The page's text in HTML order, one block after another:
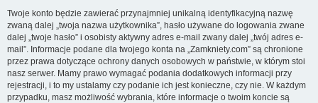
Twoje konto będzie zawierać przynajmniej unikalną identyfikacyjną nazwę
zwaną dalej „twoja nazwa użytkownika”, hasło używane do logowania zwane
dalej „twoje hasło” i osobisty aktywny adres e-mail zwany dalej „twój adres e-
mail”. Informacje podane dla twojego konta na „Zamkniety.com” są chronione
przez prawa dotyczące ochrony danych osobowych w państwie, w którym stoi
nasz serwer. Mamy prawo wymagać podania dodatkowych informacji przy
rejestracji, i to my ustalamy czy podanie ich jest konieczne, czy nie. W każdym
przypadku, masz możliwość wybrania, które informacje o twoim koncie są